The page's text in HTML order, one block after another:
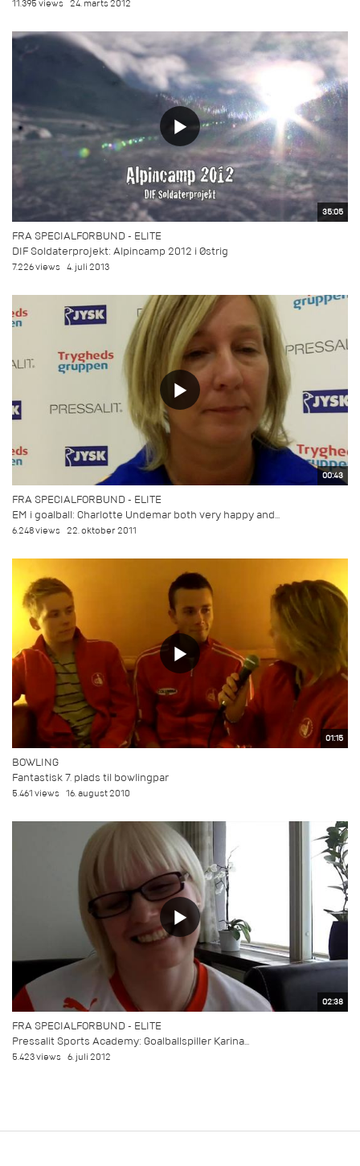
11.395 views 24. marts 2012
35:05
FRA SPECIALFORBUND - ELITE
DIF Soldaterprojekt: Alpincamp 2012 i Østrig
7.226 views 4. juli 2013
00:43
FRA SPECIALFORBUND - ELITE
EM i goalball: Charlotte Undemar both very happy and...
6.248 views 22. oktober 2011
01:15
BOWLING
Fantastisk 7. plads til bowlingpar
5.461 views 16. august 2010
02:38
FRA SPECIALFORBUND - ELITE
Pressalit Sports Academy: Goalballspiller Karina...
5.423 views 6. juli 2012